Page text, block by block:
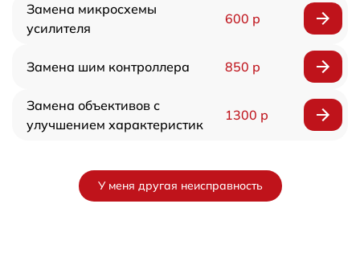
Замена микросхемы
усилителя
600 р
Замена шим контроллера 850 р
Замена объективов с
улучшением характеристик
1300 р
У меня другая неисправность